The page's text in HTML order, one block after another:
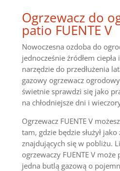
Ogrzewacz do
patio FUENTE V
Nowoczesna ozdoba do
jednocześnie źródłem ciepła
narzędzie do przedłużenia
gazowy ogrzewacz
świetnie sprawdzi się jako
na chłodniejsze dni i
Ogrzewacz FUENTE V
tam, gdzie będzie służył jako
znajdujących się w pobliżu.
ogrzewaczy FUENTE V może
jedna butlą gazową o